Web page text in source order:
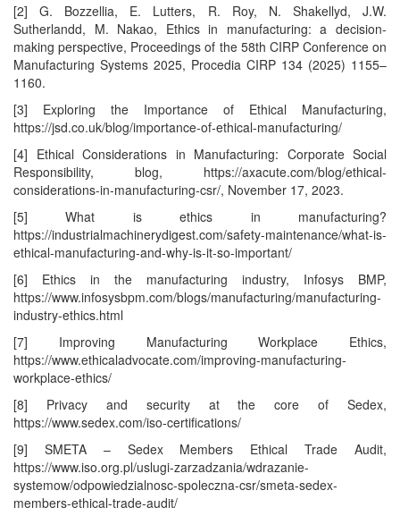
[2] G. Bozzellia, E. Lutters, R. Roy, N. Shakellyd, J.W.
Sutherlandd, M. Nakao, Ethics in manufacturing: a decision-
making perspective, Proceedings of the 58th CIRP Conference on
Manufacturing Systems 2025, Procedia CIRP 134 (2025) 1155–
1160.
[3] Exploring the Importance of Ethical Manufacturing,
https://jsd.co.uk/blog/importance-of-ethical-manufacturing/
[4] Ethical Considerations in Manufacturing: Corporate Social
Responsibility, blog, https://axacute.com/blog/ethical-
considerations-in-manufacturing-csr/, November 17, 2023.
[5] What is ethics in manufacturing?
https://industrialmachinerydigest.com/safety-maintenance/what-is-
ethical-manufacturing-and-why-is-it-so-important/
[6] Ethics in the manufacturing industry, Infosys BMP,
https://www.infosysbpm.com/blogs/manufacturing/manufacturing-
industry-ethics.html
[7] Improving Manufacturing Workplace Ethics,
https://www.ethicaladvocate.com/improving-manufacturing-
workplace-ethics/
[8] Privacy and security at the core of Sedex,
https://www.sedex.com/iso-certifications/
[9] SMETA – Sedex Members Ethical Trade Audit,
https://www.iso.org.pl/uslugi-zarzadzania/wdrazanie-
systemow/odpowiedzialnosc-spoleczna-csr/smeta-sedex-
members-ethical-trade-audit/